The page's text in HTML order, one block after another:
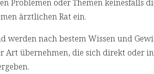
Problemen oder Themen keinesfalls
ärztlichen Rat ein.
nach bestem Wissen und
Art übernehmen, die sich direkt oder